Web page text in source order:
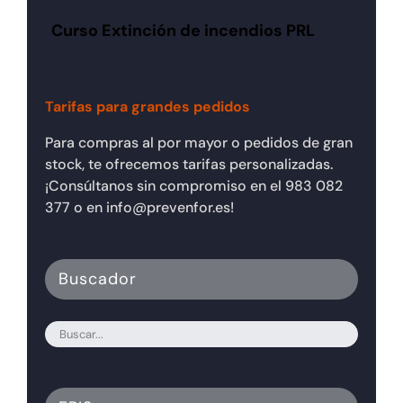
Curso Extinción de incendios PRL
Tarifas para grandes pedidos
Para compras al por mayor o pedidos de gran
stock, te ofrecemos tarifas personalizadas.
¡Consúltanos sin compromiso en el 983 082
377 o en info@prevenfor.es!
Buscador